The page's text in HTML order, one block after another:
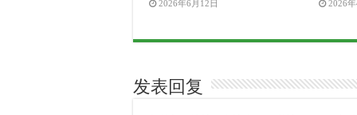
2026年6月12日 2026
发表回复